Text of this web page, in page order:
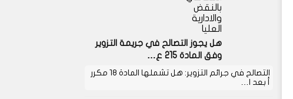
بالنقض
والادارية
العليا
هل يجوز التصالح في جريمة التزوير
وفق المادة 215 ع…
التصالح في جرائم التزوير: هل تشملها المادة 18 مكرر
أ بعد ا…